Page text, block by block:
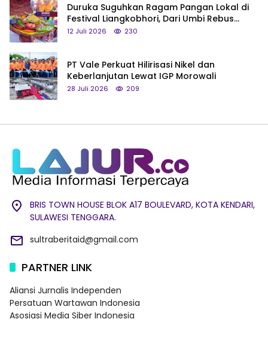
Duruka Suguhkan Ragam Pangan Lokal di
Festival Liangkobhori, Dari Umbi Rebus
hingga Tumpeng Beras Muna
12 Juli 2026 230
PT Vale Perkuat Hilirisasi Nikel dan
Keberlanjutan Lewat IGP Morowali
28 Juli 2026 209
BRIS TOWN HOUSE BLOK A17 BOULEVARD, KOTA KENDARI,
SULAWESI TENGGARA.
sultraberitaid@gmail.com
PARTNER LINK
Aliansi Jurnalis Independen
Persatuan Wartawan Indonesia
Asosiasi Media Siber Indonesia